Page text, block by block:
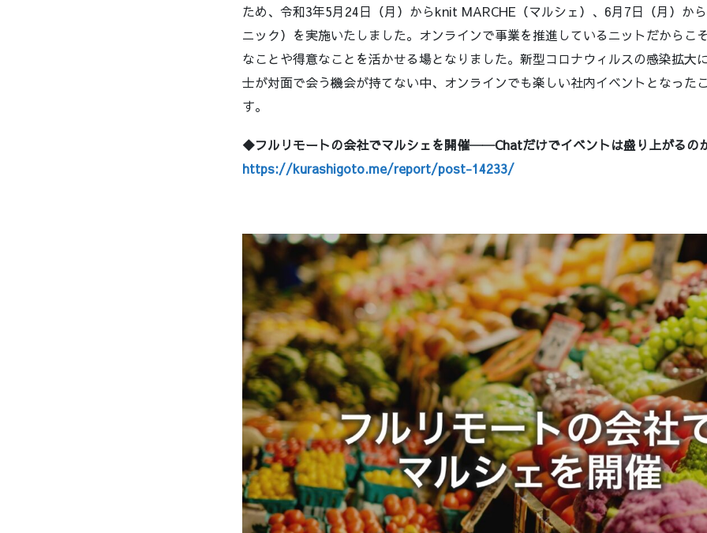
ため、令和3年5月24日（月）からknit MARCHE（マルシェ）、6月7日（月）か
ニック）を実施いたしました。オンラインで事業を推進しているニットだからこ
なことや得意なことを活かせる場となりました。新型コロナウィルスの感染拡大
士が対面で会う機会が持てない中、オンラインでも楽しい社内イベントとなった
す。
◆フルリモートの会社でマルシェを開催──Chatだけでイベントは盛り上がるの
https://kurashigoto.me/report/post-14233/